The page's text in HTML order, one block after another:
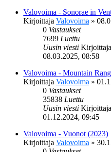
Valovoima - Sonorae in
Kirjoittaja Valovoima »
0 Vastaukset
7699 Luettu
Uusin viesti Kirjoittaja
08.03.2025, 08:58
Valovoima - Mountain
Kirjoittaja Valovoima »
0 Vastaukset
35838 Luettu
Uusin viesti Kirjoittaja
01.12.2024, 09:45
Valovoima - Vuonot (2023)
Kirjoittaja Valovoima »